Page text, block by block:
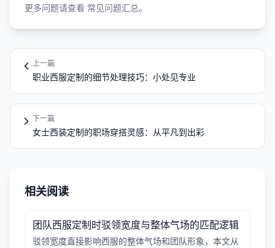
更多问题请查看 常见问题汇总。
上一篇
职业西服定制的细节处理技巧：小处见专业
下一篇
女士西装定制的职场穿搭灵感：从平凡到出彩
相关阅读
团队西服定制时驳领宽度与整体气场的匹配逻辑
驳领宽度直接影响西服的整体气场和团队形象，本文从